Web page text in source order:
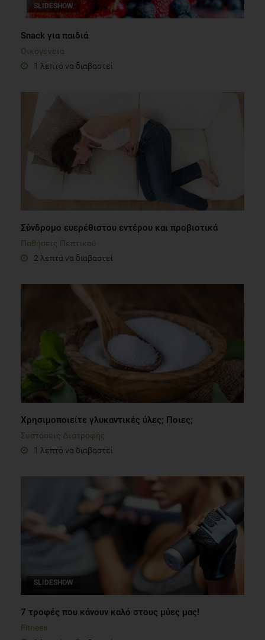
SLIDESHOW
Snack για παιδιά
Οικογένεια
1 λεπτό να διαβαστεί
Σύνδρομο ευερέθιστου εντέρου και προβιοτικά
Παθήσεις Πεπτικού
2 λεπτά να διαβαστεί
Χρησιμοποιείτε γλυκαντικές ύλες; Ποιες;
Συστάσεις Διατροφής
1 λεπτό να διαβαστεί
SLIDESHOW
7 τροφές που κάνουν καλό στους μύες μας!
Fitness